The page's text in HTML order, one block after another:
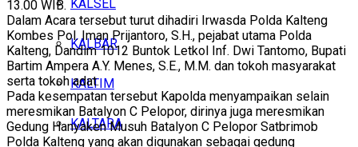
KALSEL
KALBAR
KALTIM
KALTARA
13.00 WIB.
Dalam Acara tersebut turut dihadiri Irwasda Polda Kalteng
Kombes Pol. Iman Prijantoro, S.H., pejabat utama Polda
Kalteng, Dandim 1012 Buntok Letkol Inf. Dwi Tantomo, Bupati
Bartim Ampera A.Y. Menes, S.E., M.M. dan tokoh masyarakat
serta tokoh adat.
Pada kesempatan tersebut Kapolda menyampaikan selain
meresmikan Batalyon C Pelopor, dirinya juga meresmikan
Gedung Hanyaken Musuh Batalyon C Pelopor Satbrimob
Polda Kalteng yang akan digunakan sebagai gedung